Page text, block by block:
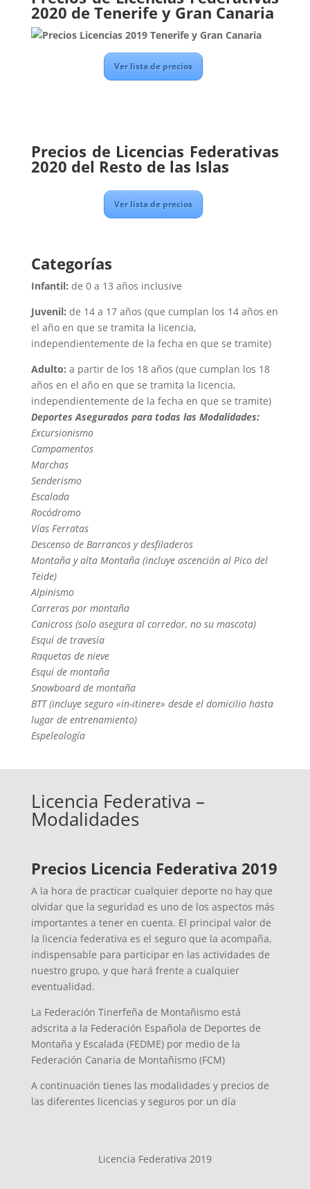
2020 de Tenerife y Gran Canaria
Ver lista de precios
Precios de Licencias Federativas
2020 del Resto de las Islas
Ver lista de precios
Categorías
Infantil: de 0 a 13 años inclusive
Juvenil: de 14 a 17 años (que cumplan los 14 años en
el año en que se tramita la licencia,
independientemente de la fecha en que se tramite)
Adulto: a partir de los 18 años (que cumplan los 18
años en el año en que se tramita la licencia,
independientemente de la fecha en que se tramite)
Deportes Asegurados para todas las Modalidades:
Excursionismo
Campamentos
Marchas
Senderismo
Escalada
Rocódromo
Vías Ferratas
Descenso de Barrancos y desfiladeros
Montaña y alta Montaña (incluye ascención al Pico del
Teide)
Alpinismo
Carreras por montaña
Canicross (solo asegura al corredor, no su mascota)
Esquí de travesía
Raquetas de nieve
Esquí de montaña
Snowboard de montaña
BTT (incluye seguro «in-itinere» desde el domicilio hasta
lugar de entrenamiento)
Espeleología
Licencia Federativa –
Modalidades
Precios Licencia Federativa 2019
A la hora de practicar cualquier deporte no hay que
olvidar que la seguridad es uno de los aspectos más
importantes a tener en cuenta. El principal valor de
la licencia federativa es el seguro que la acompaña,
indispensable para participar en las actividades de
nuestro grupo, y que hará frente a cualquier
eventualidad.
La Federación Tinerfeña de Montañismo está
adscrita a la Federación Española de Deportes de
Montaña y Escalada (FEDME) por medio de la
Federación Canaria de Montañismo (FCM)
A continuación tienes las modalidades y precios de
las diferentes licencias y seguros por un día
Licencia Federativa 2019